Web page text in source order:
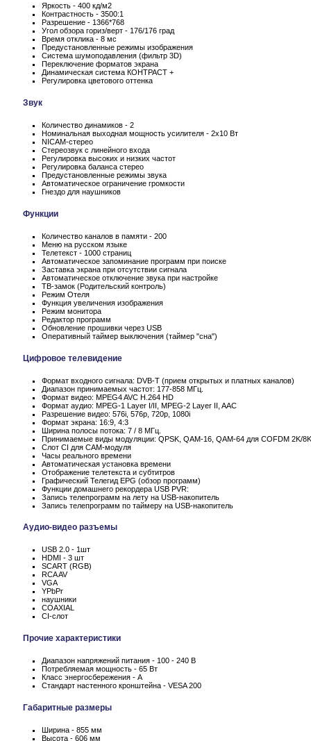
Яркость - 400 кд/м2
Контрастность - 3500:1
Разрешение - 1366*768
Угол обзора гориз/верт - 176/176 град
Время отклика - 8 мс
Предустановленные режимы изображения
Система шумоподавления (фильтр 3D)
Переключение форматов экрана
Динамическая система КОНТРАСТ +
Регулировка цветового оттенка
Звук
Количество динамиков - 2
Номинальная выходная мощность усилителя - 2x10 Вт
NICAM-стерео
Стереозвук с линейного входа
Регулировка высоких и низких частот
Регулировка баланса стерео
Предустановленные режимы звука
Автоматическое ограничение громкости
Гнездо для наушников
Функции
Количество каналов в памяти - 200
Меню на русском языке
Телетекст - 1000 страниц
Автоматическое запоминание программ при поиске
Заставка экрана при отсутствии сигнала
Автоматическое отключение звука при настройке
ТВ-замок (Родительский контроль)
Режим Отеля
Функция увеличения изображения
Режим монитора
Редактор программ
Обновление прошивки через USB
Оперативный таймер выключения (таймер "сна")
Цифровое телевидение
Формат входного сигнала: DVB-T (прием открытых и платных каналов)
Диапазон принимаемых частот: 177-858 МГц.
Формат видео: MPEG4 AVC H.264 HD
Формат аудио: MPEG-1 Layer I/II, MPEG-2 Layer II, AAC
Разрешение видео: 576i, 576p, 720p, 1080i
Формат экрана: 16:9, 4:3
Ширина полосы потока: 7 / 8 МГц.
Принимаемые виды модуляции: QPSK, QAM-16, QAM-64 для COFDM 2K/8K
Слот CI для CAM-модуля
Часы реального времени
Автоматическая установка времени
Отображение телетекста и субтитров
Графический Телегид EPG (обзор программ)
Функции домашнего рекордера USB PVR:
Запись телепрограмм на лету на USB-накопитель
Запись телепрограмм по таймеру на USB-накопитель
Аудио-видео разъемы
USB 2.0 - 1шт
HDMI - 3 шт
SCART (RGB)
RCA AV
VGA
YPbPr
наушники
COAXIAL
CI-слот
Прочие характеристики
Диапазон напряжений питания - 100 - 240 В
Потребляемая мощность - 65 Вт
Класс энергосбережения - А
Стандарт настенного кронштейна - VESA 200
Габаритные размеры
Ширина - 855 мм
Высота - 606 мм